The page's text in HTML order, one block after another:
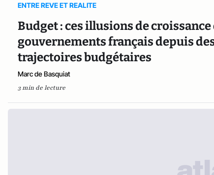
ENTRE REVE ET REALITE
Budget : ces illusions de
gouvernements français depuis
trajectoires budgétaires
Marc de Basquiat
3 min de lecture